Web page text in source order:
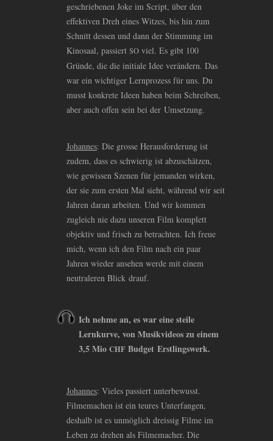
geschriebenen Joke im Script, über den
effektiven Dreh eines Witzes, bis hin zum
Schnitt dessen und dann der Stimmung im
Kinosaal, passiert SO viel. Es gibt 100
Gründe, die die initiale Idee verändern. Das
war ein wichtiger Lernprozess für uns. Du
musst konkrete Ideen haben beim Schreiben,
aber auch offen sein bei der Umsetzung.
Johannes: Die grosse Herausforderung ist
zudem, dass es schwierig ist abzuschätzen,
wie gewissen Szenen für jemanden wirken,
der sie zum ersten Mal sieht, während wir seit
Jahren daran arbeiten. Und wir kommen
zugleich nie dazu unseren Film komplett
objektiv und frisch zu betrachten. Ich freue
mich, wenn ich den Film nach ein paar
Jahren wieder ansehen werde mit einem
neutraleren Blick drauf.
Ich nehme an, es war eine steile
Lernkurve, von Musikvideos zu einem
3,5 Mio CHF Budget Erstlingswerk.
Johannes: Vieles passiert unterbewusst.
Filmemachen ist ein teures Unterfangen,
deshalb ist es unmöglich dreissig Filme im
Leben zu drehen als Filmemacher. Die